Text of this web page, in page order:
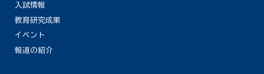
入試情報
教育研究成果
イベント
報道の紹介